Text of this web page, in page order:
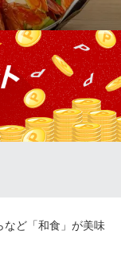
でも食べられるほ
汁にさっとくぐら
がる海老の甘みと
ら病みつきになる
など「和食」が美味